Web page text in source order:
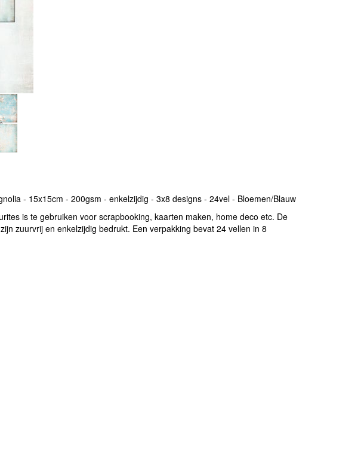
- 15x15cm - 200gsm - enkelzijdig - 3x8 designs - 24vel - Bloemen/Blauw
is te gebruiken voor scrapbooking, kaarten maken, home deco etc. De
zuurvrij en enkelzijdig bedrukt. Een verpakking bevat 24 vellen in 8